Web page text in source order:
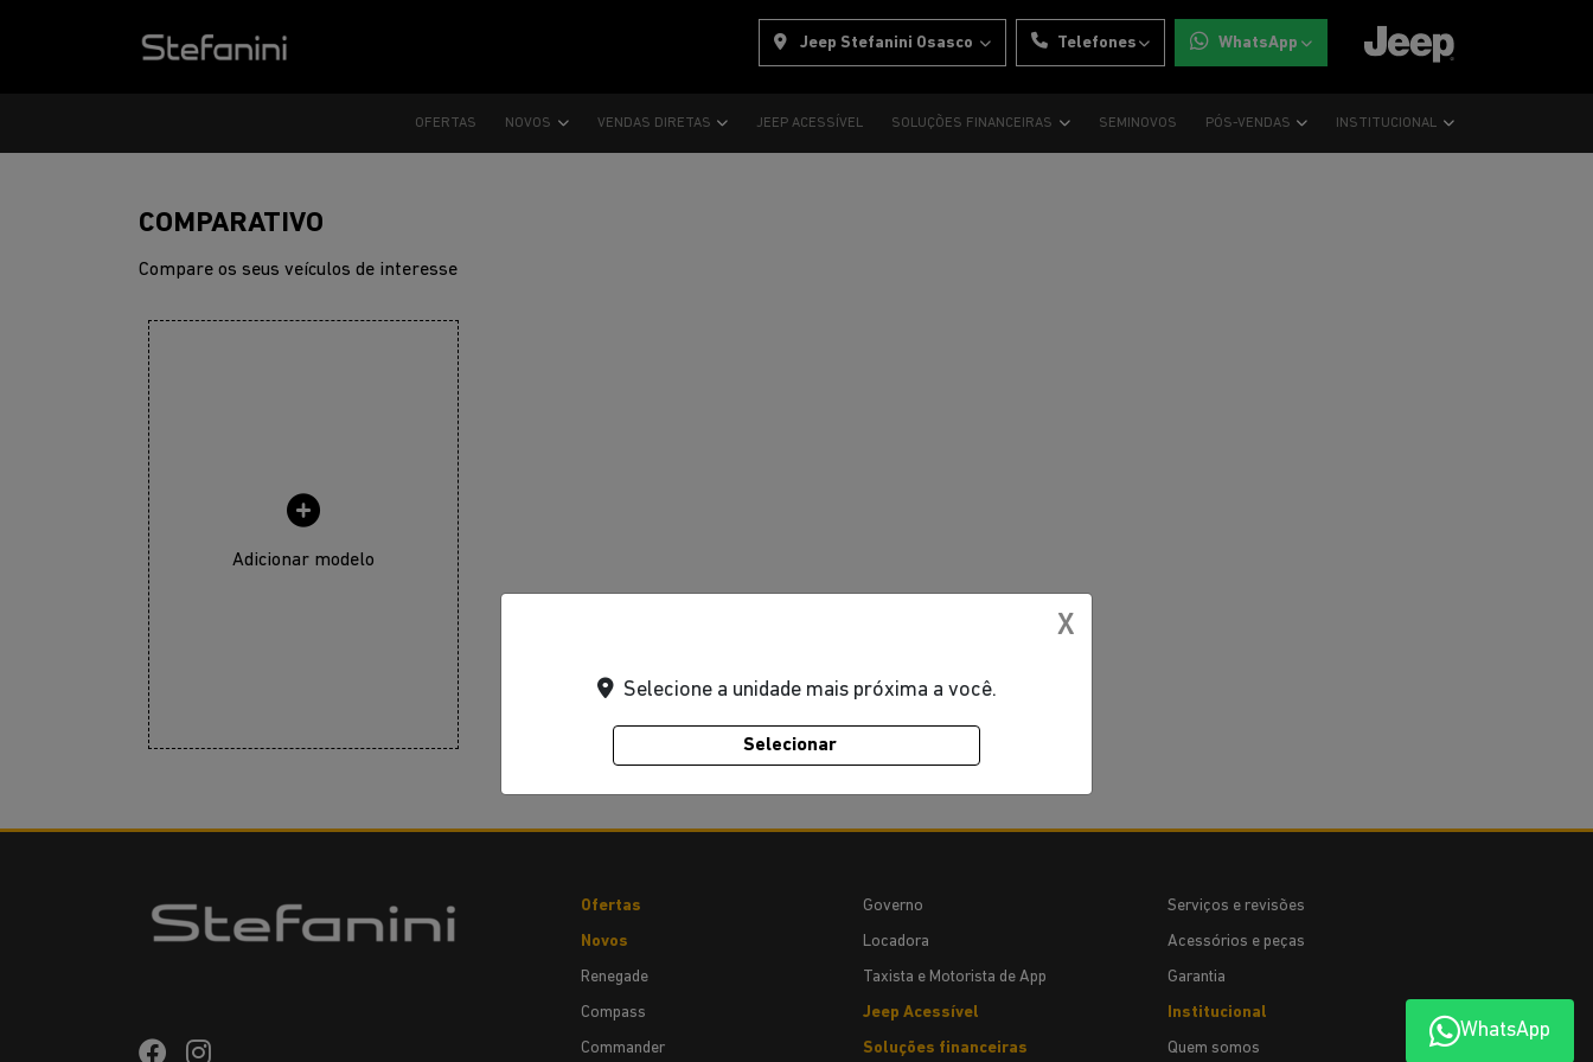
Jeep Stefanini Osasco Telefones WhatsApp
OFERTAS NOVOS VENDAS DIRETAS JEEP ACESSÍVEL SOLUÇÕES FINANCEIRAS SEMINOVOS PÓS-VENDAS INSTITUCIONAL
COMPARATIVO
Compare os seus veículos de interesse
Adicionar modelo
WhatsApp
Ofertas
Novos
Renegade
Compass
Commander
Governo
Locadora
Taxista e Motorista de App
Jeep Acessível
Soluções financeiras
Serviços e revisões
Acessórios e peças
Garantia
Institucional
Quem somos
X
Selecione a unidade mais próxima a você.
Selecionar